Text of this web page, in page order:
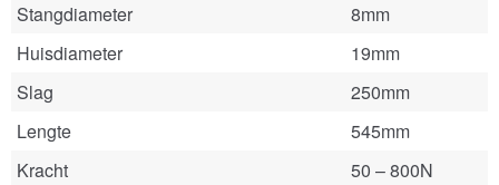
Stangdiameter
8mm
Huisdiameter
19mm
Slag
250mm
Lengte
545mm
Kracht
50 – 800N